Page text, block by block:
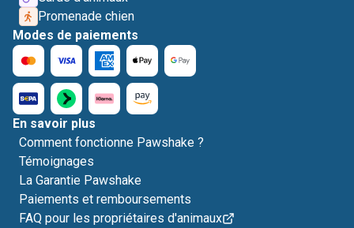
Promenade chien
Modes de paiements
En savoir plus
Comment fonctionne Pawshake ?
Témoignages
La Garantie Pawshake
Paiements et remboursements
FAQ pour les propriétaires d'animaux